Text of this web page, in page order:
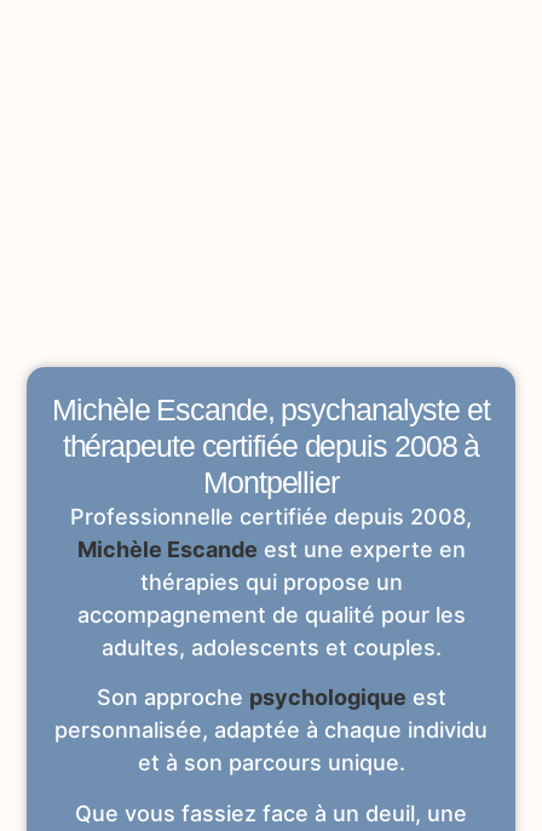
Michèle Escande, psychanalyste et
thérapeute certifiée depuis 2008 à
Montpellier
Professionnelle certifiée depuis 2008,
Michèle Escande est une experte en
thérapies qui propose un
accompagnement de qualité pour les
adultes, adolescents et couples.
Son approche psychologique est
personnalisée, adaptée à chaque individu
et à son parcours unique.
Que vous fassiez face à un deuil, une